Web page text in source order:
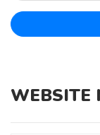
WEBSITE